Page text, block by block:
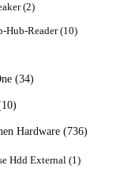
22
Hub-Reader 1010
3434
1010
Hardware
736736
Hdd External 11